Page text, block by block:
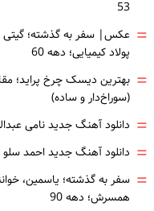
53
= عکس| سفر به گذشته؛ گیتی
پولاد کیمیایی؛ دهه 60
= بهترین دیسک چرخ پراید؛
(سوراخ‌دار و ساده)
= دانلود آهنگ جدید نامی
= دانلود آهنگ جدید احمد
= سفر به گذشته؛ یاسمین،
همسرش؛ دهه 90